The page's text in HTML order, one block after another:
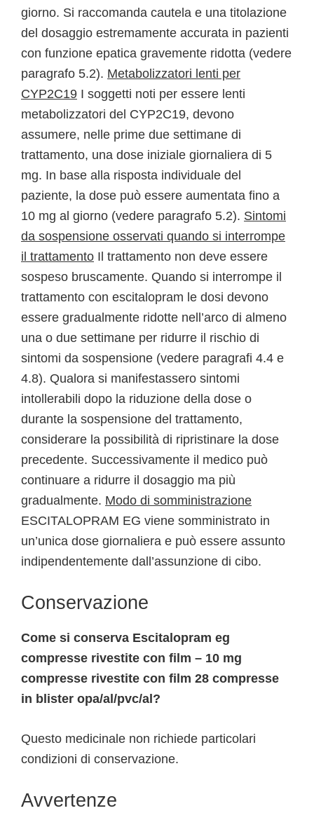
giorno. Si raccomanda cautela e una titolazione
del dosaggio estremamente accurata in pazienti
con funzione epatica gravemente ridotta (vedere
paragrafo 5.2). Metabolizzatori lenti per
CYP2C19 I soggetti noti per essere lenti
metabolizzatori del CYP2C19, devono
assumere, nelle prime due settimane di
trattamento, una dose iniziale giornaliera di 5
mg. In base alla risposta individuale del
paziente, la dose può essere aumentata fino a
10 mg al giorno (vedere paragrafo 5.2). Sintomi
da sospensione osservati quando si interrompe
il trattamento Il trattamento non deve essere
sospeso bruscamente. Quando si interrompe il
trattamento con escitalopram le dosi devono
essere gradualmente ridotte nell’arco di almeno
una o due settimane per ridurre il rischio di
sintomi da sospensione (vedere paragrafi 4.4 e
4.8). Qualora si manifestassero sintomi
intollerabili dopo la riduzione della dose o
durante la sospensione del trattamento,
considerare la possibilità di ripristinare la dose
precedente. Successivamente il medico può
continuare a ridurre il dosaggio ma più
gradualmente. Modo di somministrazione
ESCITALOPRAM EG viene somministrato in
un’unica dose giornaliera e può essere assunto
indipendentemente dall’assunzione di cibo.
Conservazione
Come si conserva Escitalopram eg
compresse rivestite con film – 10 mg
compresse rivestite con film 28 compresse
in blister opa/al/pvc/al?
Questo medicinale non richiede particolari
condizioni di conservazione.
Avvertenze